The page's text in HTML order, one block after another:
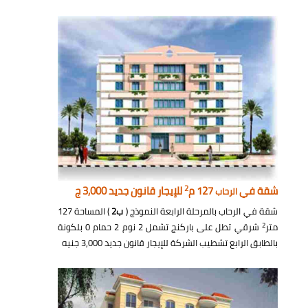
شقة فيالرحاب127 م 2للإيجار قانون جديد 3,000 ج
شقة في الرحاب بالمرحلة الرابعة النموذج (ب2
) المساحة 127
متر2
شرقي تطل على باركنج تشمل 2 نوم 2 حمام 0 بلكونة
بالطابق الرابع تشطيب الشركة للإيجار قانون جديد 3,000 جنيه